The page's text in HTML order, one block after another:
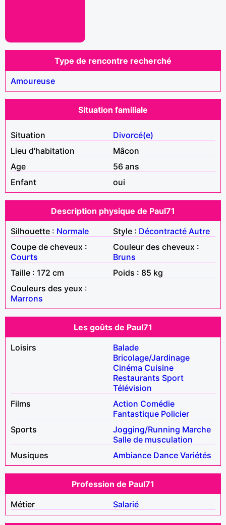
Type de rencontre recherché
Amoureuse
Situation familiale
Situation
Divorcé(e)
Lieu d'habitation
Mâcon
Age
56 ans
Enfant
oui
Description physique de Paul71
Silhouette : Normale Style : Décontracté Autre
Coupe de cheveux :
Courts
Couleur des cheveux :
Bruns
Taille : 172 cm
Poids : 85 kg
Couleurs des yeux :
Marrons
Les goûts de Paul71
Loisirs
Balade
Bricolage/Jardinage
Cinéma Cuisine
Restaurants Sport
Télévision
Films
Action Comédie
Fantastique Policier
Sports
Jogging/Running Marche
Salle de musculation
Musiques
Ambiance Dance Variétés
Profession de Paul71
Métier
Salarié